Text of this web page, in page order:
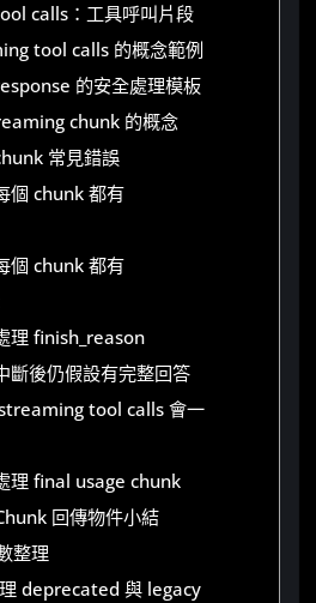
calls：工具呼叫片段
tool calls 的概念範例
的安全處理模板
chunk 的概念
常見錯誤
個 chunk 都有
個 chunk 都有
理 finish_reason
斷後仍假設有完整回答
tool calls 會一
理 final usage chunk
回傳物件小結
整理
deprecated 與 legacy